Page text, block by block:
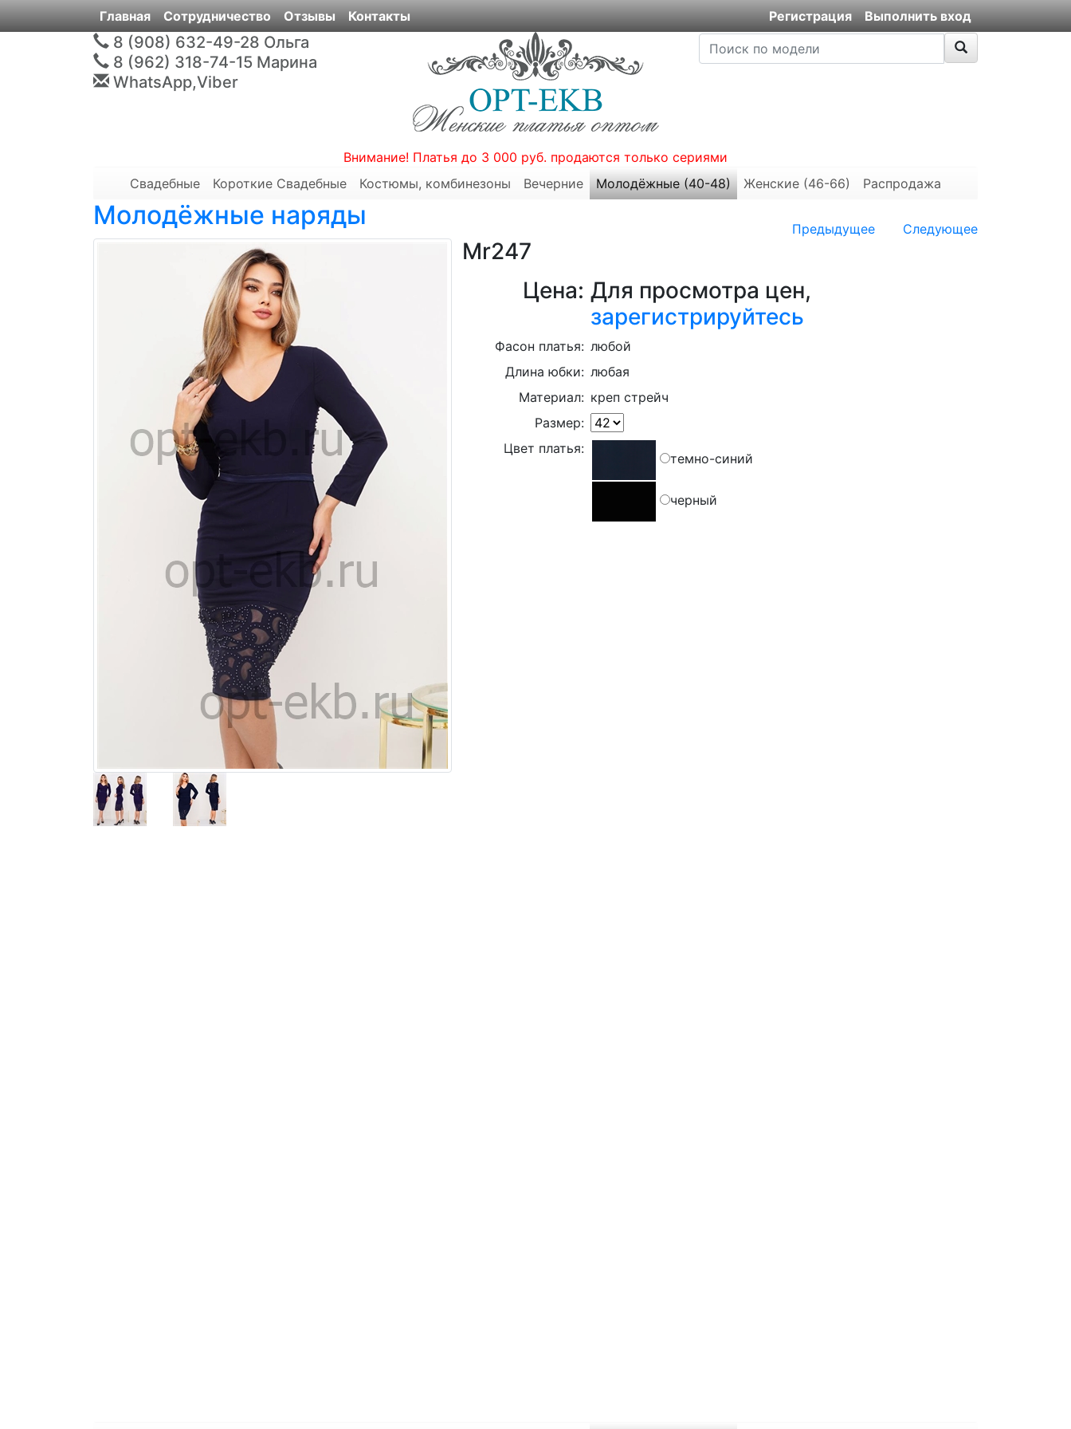
Главная Сотрудничество Отзывы Контакты Регистрация Выполнить вход
8 (908) 632-49-28 Ольга
8 (962) 318-74-15 Марина
WhatsApp,Viber
Внимание! Платья до 3 000 руб. продаются только сериями
Свадебные
Короткие Свадебные Костюмы, комбинезоны Вечерние Молодёжные (40-48) Женские (46-66) Распродажа
Молодёжные наряды Предыдущее Следующее
Mr247
Цена: Для просмотра цен,
зарегистрируйтесь
Фасон платья: любой
Длина юбки: любая
Материал: креп стрейч
Размер:
Цвет платья:
темно-синий
черный